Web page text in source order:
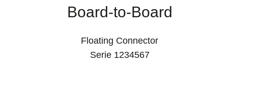
Board-to-Board
Floating Connector
Serie 1234567